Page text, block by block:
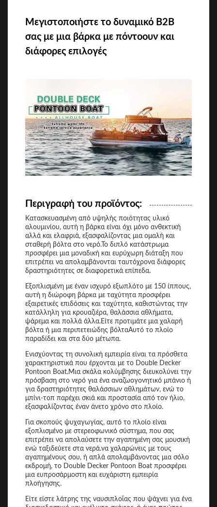
Μεγιστοποιήστε το δυναμικό B2B
σας με μια βάρκα με πόντοουν και
διάφορες επιλογές
Περιγραφή του προϊόντος:
Κατασκευασμένη από υψηλής ποιότητας υλικό
αλουμινίου, αυτή η βάρκα είναι όχι μόνο ανθεκτική
αλλά και ελαφριά, εξασφαλίζοντας μια ομαλή και
σταθερή βόλτα στο νερό.Το διπλό κατάστρωμα
προσφέρει μια μοναδική και ευρύχωρη διάταξη που
επιτρέπει να απολαμβάνονται ταυτόχρονα διάφορες
δραστηριότητες σε διαφορετικά επίπεδα.
Εξοπλισμένη με έναν ισχυρό εξωπλότο με 150 ίππους,
αυτή η διώροφη βάρκα με ταχύτητα προσφέρει
εξαιρετικές επιδόσεις και ταχύτητα, καθιστώντας την
κατάλληλη για κρουαζιέρα, θαλάσσια αθλήματα,
ψάρεμα και πολλά άλλα.Είτε προτιμάτε μια χαλαρή
βόλτα ή μια περιπετειώδης βόλταΑυτό το πλοίο
παραδίδει και στα δύο μέτωπα.
Ενισχύοντας τη συνολική εμπειρία είναι τα πρόσθετα
χαρακτηριστικά που έρχονται με το Double Decker
Pontoon Boat.Μια σκάλα κολύμβησης διευκολύνει την
πρόσβαση στο νερό για ένα αναζωογονητικό μπάνιο ή
για δραστηριότητες θαλάσσιων αθλημάτων, ενώ το
μπίνι-τοπ παρέχει σκιά και προστασία από τον ήλιο,
εξασφαλίζοντας έναν άνετο χρόνο στο πλοίο.
Για σκοπούς ψυχαγωγίας, αυτό το πλοίο είναι
εξοπλισμένο με στερεοφωνικό σύστημα, που σας
επιτρέπει να απολαύσετε την αγαπημένη σας μουσική
ενώ ταξιδεύετε στα νερά.να χαλαρώνεις με τους
αγαπημένους σου, ή απλά απολαμβάνοντας μια σόλο
εκδρομή, το Double Decker Pontoon Boat προσφέρει
μια ευπροσάρμοστη και ευχάριστη εμπειρία
πλοήγησης.
Είτε είστε λάτρης της ναυσιπλοΐας που ψάχνει για ένα